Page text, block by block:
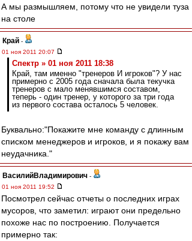
А мы размышляем, потому что не увидели туза
на столе
Край -
01 ноя 2011 20:07
Спектр » 01 ноя 2011 18:38
Край, там именно "тренеров И игроков"? У нас
примерно с 2005 года сначала была текучка
тренеров с мало менявшимся составом,
теперь - один тренер, у которого за три года
из первого состава осталось 5 человек.
Буквально:"Покажите мне команду с длинным
списком менеджеров и игроков, и я покажу вам
неудачника."
ВасилийВладимирович -
01 ноя 2011 19:52
Посмотрел сейчас отчеты о последних играх
мусоров, что заметил: играют они предельно
похоже нас по построению. Получается
примерно так: